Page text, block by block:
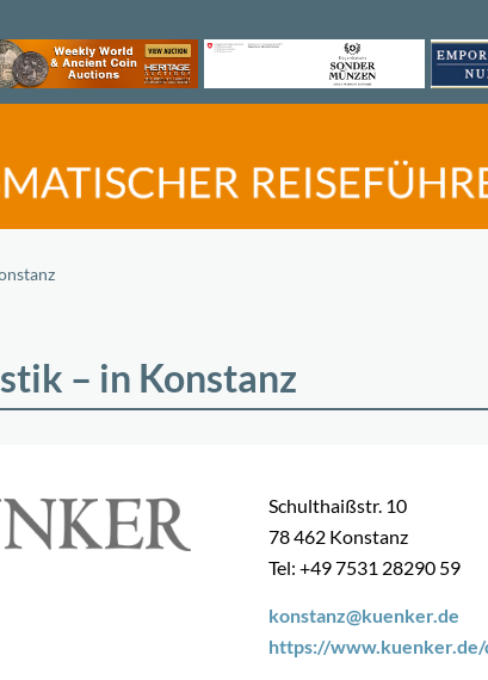
– in Konstanz
Schulthaißstr. 10
78 462 Konstanz
Tel: +49 7531 28290 59
konstanz@kuenker.de
https://www.kuenker.de/